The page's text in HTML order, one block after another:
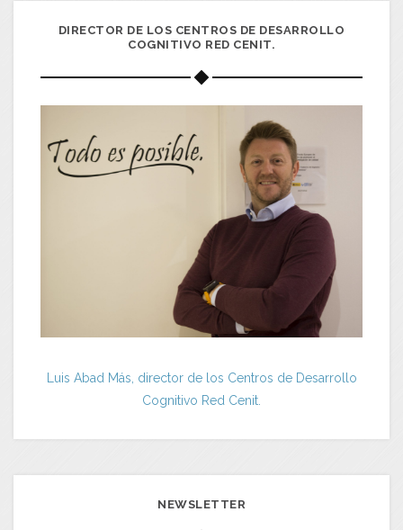
DIRECTOR DE LOS CENTROS DE DESARROLLO
COGNITIVO RED CENIT.
Luis Abad Más, director de los Centros de Desarrollo
Cognitivo Red Cenit.
NEWSLETTER